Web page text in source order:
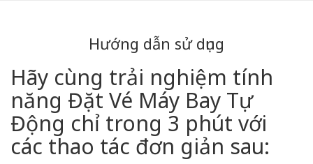
Hướng dẫn sử dụng
Hãy cùng trải nghiệm tính
năng Đặt Vé Máy Bay Tự
Động chỉ trong 3 phút với
các thao tác đơn giản sau: